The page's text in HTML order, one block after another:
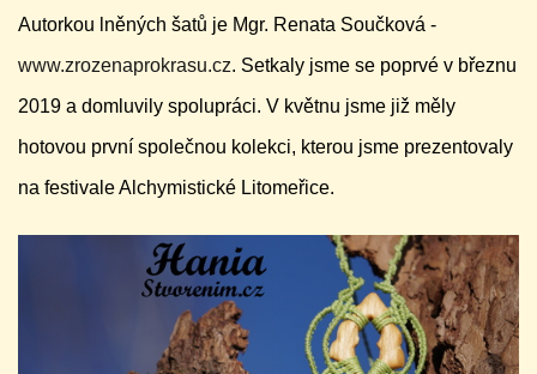
Autorkou lněných šatů je Mgr. Renata Součková -
www.zrozenaprokrasu.cz. Setkaly jsme se poprvé v březnu
2019 a domluvily spolupráci. V květnu jsme již měly
hotovou první společnou kolekci, kterou jsme prezentovaly
na festivale Alchymistické Litomeřice.